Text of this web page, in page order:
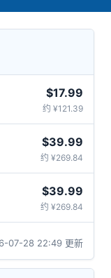
$17.99
约 ¥121.39
$39.99
约 ¥269.84
$39.99
约 ¥269.84
07-28 22:49 更新